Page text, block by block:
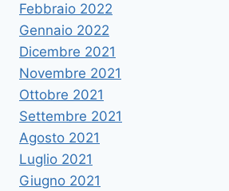
Febbraio 2022
Gennaio 2022
Dicembre 2021
Novembre 2021
Ottobre 2021
Settembre 2021
Agosto 2021
Luglio 2021
Giugno 2021